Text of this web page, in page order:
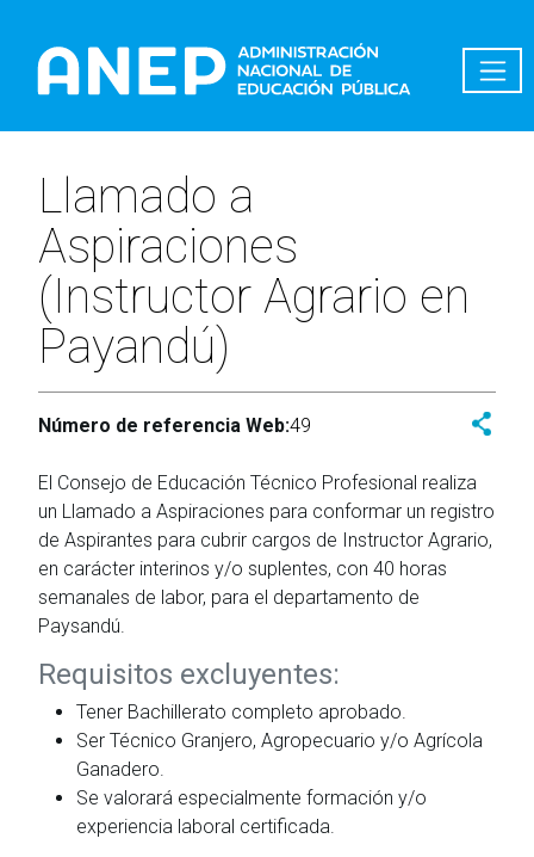
Llamado a
Aspiraciones
(Instructor Agrario en
Payandú)
Número de referencia Web:49
El Consejo de Educación Técnico Profesional realiza
un Llamado a Aspiraciones para conformar un registro
de Aspirantes para cubrir cargos de Instructor Agrario,
en carácter interinos y/o suplentes, con 40 horas
semanales de labor, para el departamento de
Paysandú.
Requisitos excluyentes:
Tener Bachillerato completo aprobado.
Ser Técnico Granjero, Agropecuario y/o Agrícola
Ganadero.
Se valorará especialmente formación y/o
experiencia laboral certificada.